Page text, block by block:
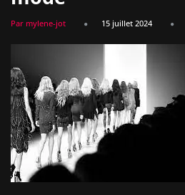
Par mylene-jot 15 juillet 2024